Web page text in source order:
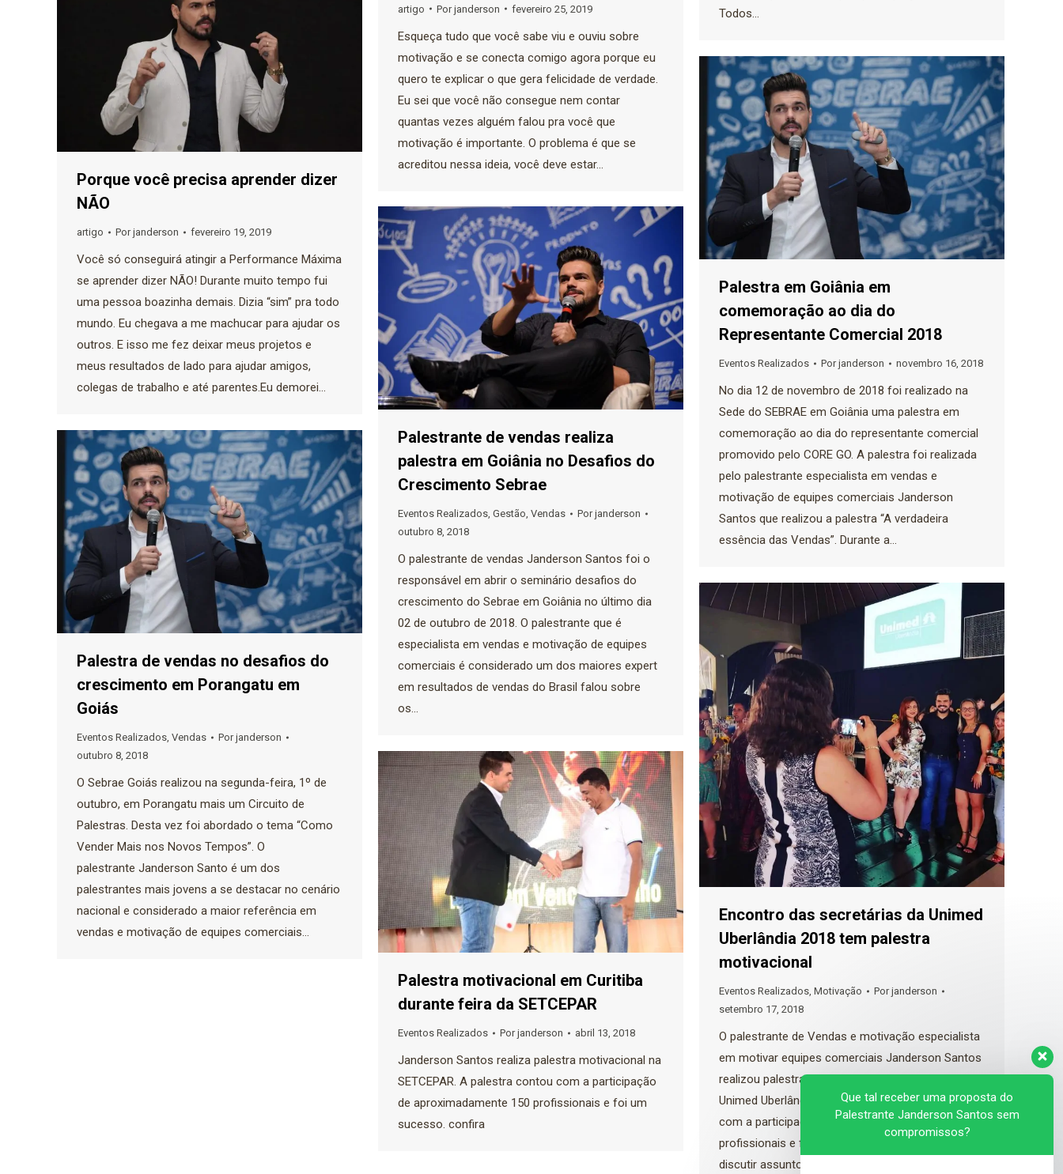
Todos…
artigo Porjanderson fevereiro 25, 2019
Esqueça tudo que você sabe viu e ouviu sobre
motivação e se conecta comigo agora porque eu
quero te explicar o que gera felicidade de verdade.
Eu sei que você não consegue nem contar
quantas vezes alguém falou pra você que
motivação é importante. O problema é que se
acreditou nessa ideia, você deve estar…
Porque você precisa aprender dizer
NÃO
artigo Porjanderson fevereiro 19, 2019
Você só conseguirá atingir a Performance Máxima
se aprender dizer NÃO! Durante muito tempo fui
uma pessoa boazinha demais. Dizia “sim” pra todo
mundo. Eu chegava a me machucar para ajudar os
outros. E isso me fez deixar meus projetos e
meus resultados de lado para ajudar amigos,
colegas de trabalho e até parentes.Eu demorei…
Palestra em Goiânia em
comemoração ao dia do
Representante Comercial 2018
Eventos Realizados Porjanderson novembro 16, 2018
No dia 12 de novembro de 2018 foi realizado na
Sede do SEBRAE em Goiânia uma palestra em
comemoração ao dia do representante comercial
promovido pelo CORE GO. A palestra foi realizada
pelo palestrante especialista em vendas e
motivação de equipes comerciais Janderson
Santos que realizou a palestra “A verdadeira
essência das Vendas”. Durante a…
Palestrante de vendas realiza
palestra em Goiânia no Desafios do
Crescimento Sebrae
Eventos Realizados, Gestão, Vendas Porjanderson
outubro 8, 2018
O palestrante de vendas Janderson Santos foi o
responsável em abrir o seminário desafios do
crescimento do Sebrae em Goiânia no último dia
02 de outubro de 2018. O palestrante que é
especialista em vendas e motivação de equipes
comerciais é considerado um dos maiores expert
em resultados de vendas do Brasil falou sobre
os…
Palestra de vendas no desafios do
crescimento em Porangatu em
Goiás
Eventos Realizados, Vendas Porjanderson
outubro 8, 2018
O Sebrae Goiás realizou na segunda-feira, 1º de
outubro, em Porangatu mais um Circuito de
Palestras. Desta vez foi abordado o tema “Como
Vender Mais nos Novos Tempos”. O
palestrante Janderson Santo é um dos
palestrantes mais jovens a se destacar no cenário
nacional e considerado a maior referência em
vendas e motivação de equipes comerciais…
Encontro das secretárias da Unimed
Uberlândia 2018 tem palestra
motivacional
Eventos Realizados, Motivação Porjanderson
setembro 17, 2018
O palestrante de Vendas e motivação especialista
em motivar equipes comerciais Janderson Santos
realizou palestra no encontro das secretárias da
Unimed Uberlândia em 2018. A palestra contou
com a participação de aproximadamente 650
profissionais e foi uma ótima oportunidade para
discutir assuntos ligados a profissão e a
Palestra motivacional em Curitiba
durante feira da SETCEPAR
Eventos Realizados Porjanderson abril 13, 2018
Janderson Santos realiza palestra motivacional na
SETCEPAR. A palestra contou com a participação
de aproximadamente 150 profissionais e foi um
sucesso. confira
Que tal receber uma proposta do
Palestrante Janderson Santos sem
compromissos?